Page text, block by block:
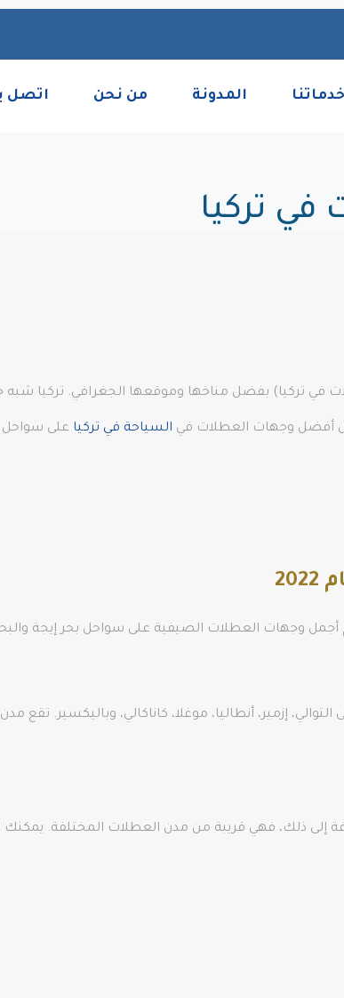
خدماتنا المدونة من نحن اتصل
تركيا
في تركيا) بفضل مناخها وموقعها الجغرافي. تركيا
أفضل وجهات العطلات في السياحة في تركيا على سواحل
العطلات في تركيا لمقال 2022، سنقدم أجمل وجهات العطلات الصيفية على
إزمير، أنطاليا، موغلا، كاناكالي، وباليكسير.
إلى ذلك، فهي قريبة من مدن العطلات المختلفة.